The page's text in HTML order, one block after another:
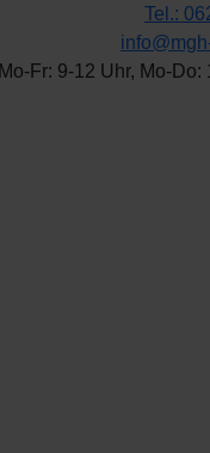
Tel.:
Mo-Fr: 9-12 Uhr, Mo-Do: